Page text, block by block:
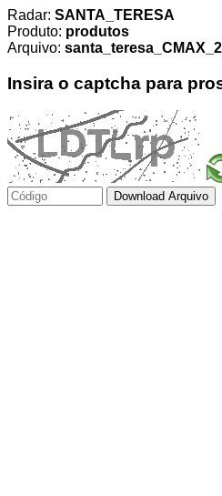
Radar: SANTA_TERESA
Produto: produtos
Arquivo:
Insira o captcha para